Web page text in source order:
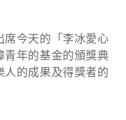
今天的「李冰愛心
年的基金的頒獎典
的成果及得獎者的